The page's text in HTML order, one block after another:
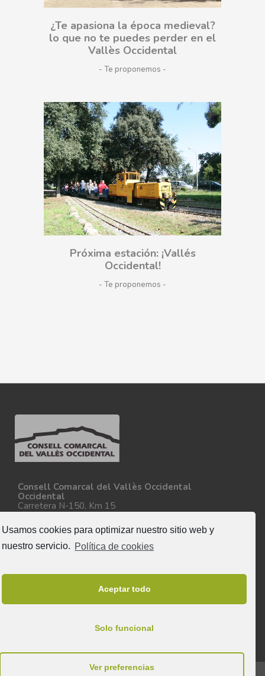
Usamos cookies para optimizar nuestro sitio web y
nuestro servicio. Política de cookies
Aceptar todo
Solo funcional
Ver preferencias
¿Te apasiona la época medieval?
lo que no te puedes perder en el
Vallès Occidental
- Te proponemos
Próxima estación: ¡Vallés
Occidental!
- Te proponemos
Consell Comarcal del Vallès Occidental
Occidental
Carretera N-150, Km 15
08227 - Terrassa
Tel. 93 727 35 34
Más información
© 2025 & Todos los derechos reservados a Consell Comarcal del Vallès